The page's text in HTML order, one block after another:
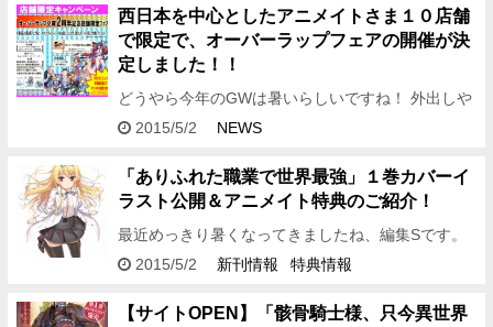
『Mobage…
西日本を中心としたアニメイトさま１０店舗
で限定で、オーバーラップフェアの開催が決
定しました！！
どうやら今年のGWは暑いらしいですね！ 外出しや
すい天候なのは嬉しいのですが、春らしい陽気とは
集アシDです…
2015/5/2 NEWS
「ありふれた職業で世界最強」１巻カバーイ
ラスト公開＆アニメイト特典のご紹介！
最近めっきり暑くなってきましたね、編集Sです。
こんな陽気だとベンチでうたた寝したいです。 さ
大な人気を誇…
2015/5/2 新刊情報 特典情報
【サイトOPEN】「骸骨騎士様、只今異世界